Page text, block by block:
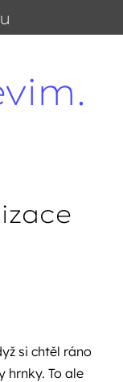
si chtěl ráno
hrnky. To ale